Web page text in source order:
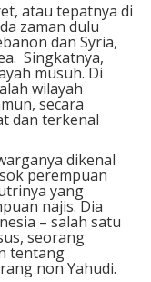
atau tepatnya di
zaman dulu
dan Syria,
Singkatnya,
musuh. Di
wilayah
secara
dan terkenal
dikenal
perempuan
yang
najis. Dia
– salah satu
seorang
tentang
non Yahudi.